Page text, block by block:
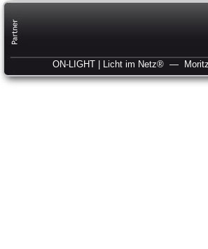
ON-LIGHT | Licht im Netz® —